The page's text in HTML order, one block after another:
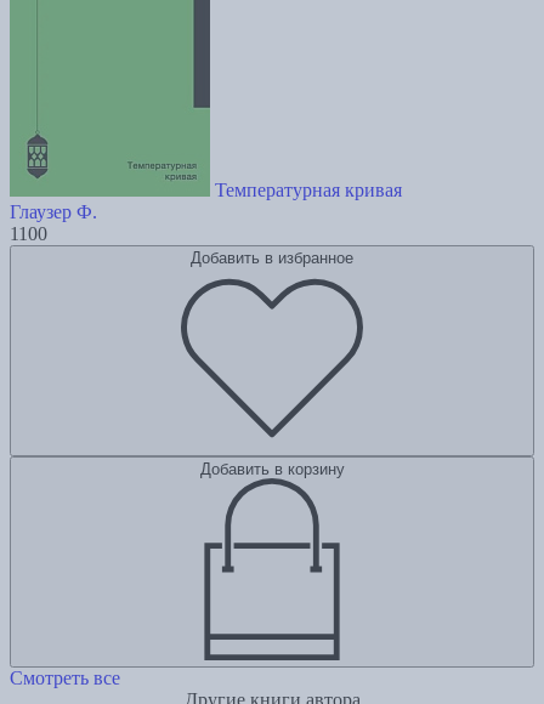
Температурная кривая
Глаузер Ф.
1100
Добавить в избранное
Добавить в корзину
Смотреть все